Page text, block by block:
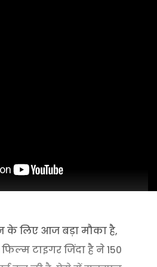
के लिए आज बड़ा मौका है,
टाइगर जिंदा है ने 150